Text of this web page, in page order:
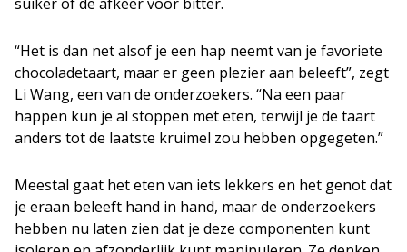
“Het is dan net alsof je een hap neemt van je favoriete
chocoladetaart, maar er geen plezier aan beleeft”, zegt
Li Wang, een van de onderzoekers. “Na een paar
happen kun je al stoppen met eten, terwijl je de taart
anders tot de laatste kruimel zou hebben opgegeten.”
Meestal gaat het eten van iets lekkers en het genot dat
je eraan beleeft hand in hand, maar de onderzoekers
hebben nu laten zien dat je deze componenten kunt